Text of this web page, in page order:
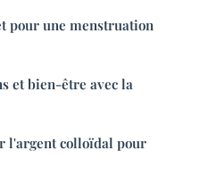
pour une menstruation
et bien-être avec la
l'argent colloïdal pour